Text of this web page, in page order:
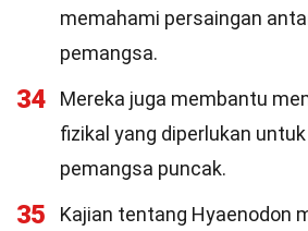
memahami persaingan
pemangsa.
34
Mereka juga membantu
fizikal yang diperlukan
pemangsa puncak.
35
Kajian tentang Hyaenodon